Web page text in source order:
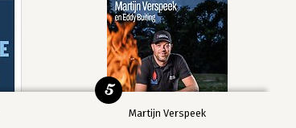
Martijn Verspeek
5